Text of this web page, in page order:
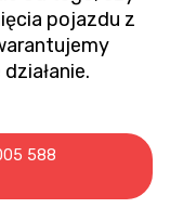
pojazdu z
588